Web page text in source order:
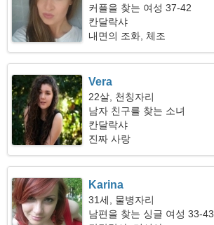
커플을 찾는 여성 37-42
칸달락샤
내면의 조화, 체조
Vera
22살, 천칭자리
남자 친구를 찾는 소녀
칸달락샤
진짜 사랑
Karina
31세, 물병자리
남편을 찾는 싱글 여성 33-43